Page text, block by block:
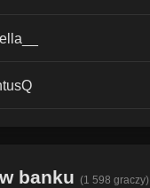
banku (1 598 graczy)